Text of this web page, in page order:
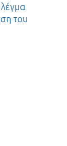
του